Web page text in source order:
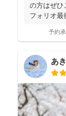
の方はぜひ
フォリオ最
予約
あ